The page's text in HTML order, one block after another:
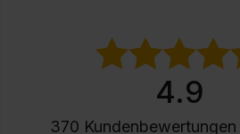
4.9
370 Kundenbewertungen